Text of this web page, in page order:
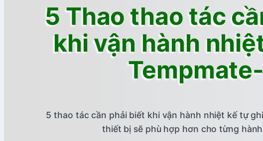
5 Thao thao tác
khi vận hành
5 thao tác cần phải biết khi vận hành nhiệt kế tự
thiết bị sẽ phù hợp hơn cho từng